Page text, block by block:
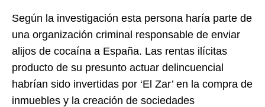
Según la investigación esta persona haría parte de
una organización criminal responsable de enviar
alijos de cocaína a España. Las rentas ilícitas
producto de su presunto actuar delincuencial
habrían sido invertidas por ‘El Zar’ en la compra de
inmuebles y la creación de sociedades